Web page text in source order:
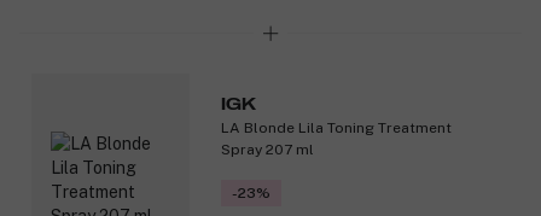
IGK
LA Blonde Lila Toning Treatment
Spray 207 ml
-23%